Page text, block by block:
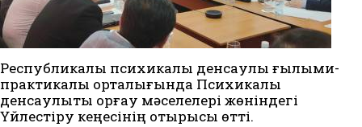
Республикалық психикалық денсаулық ғылыми-
практикалық орталығында Психикалық
денсаулықты қорғау мәселелері жөніндегі
Үйлестіру кеңесінің отырысы өтті.